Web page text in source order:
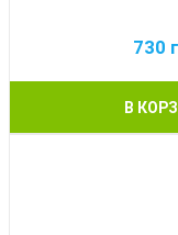
730
В